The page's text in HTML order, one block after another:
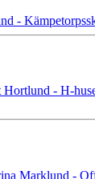
-
Hortlund - H-
Marklund -